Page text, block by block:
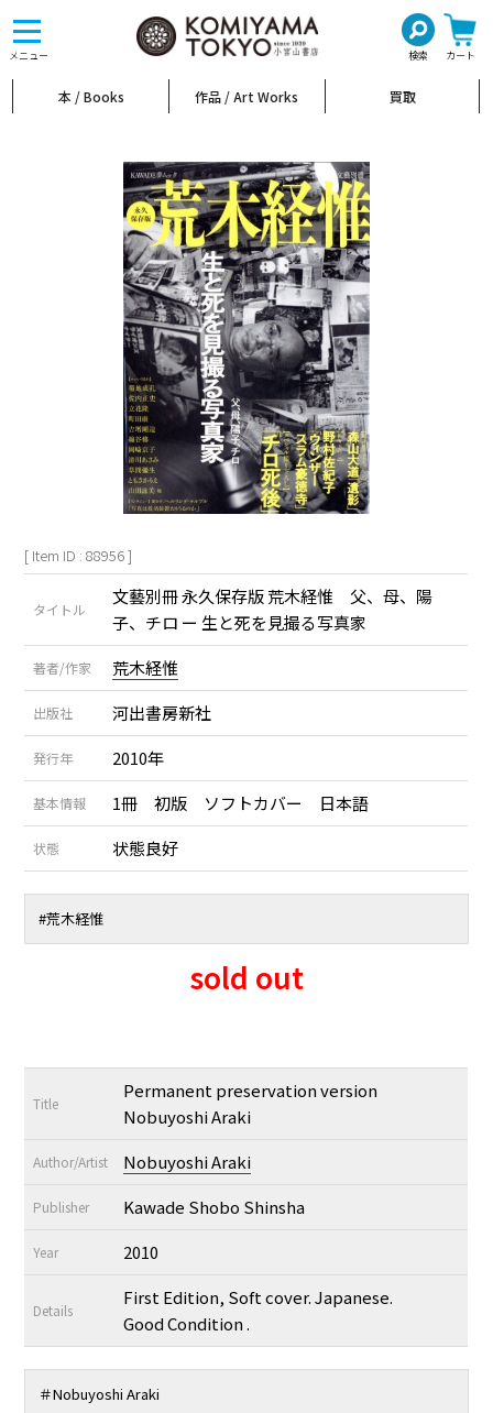
メニュー 検索 カート
toggle
navigation
本 / Books 作品 / Art Works 買取
[ Item ID : 88956 ]
タイトル
文藝別冊 永久保存版 荒木経惟 父、母、陽
子、チロ ー 生と死を見撮る写真家
著者/作家 荒木経惟
出版社 河出書房新社
発行年 2010年
基本情報 1冊 初版 ソフトカバー 日本語
状態 状態良好
#荒木経惟
sold out
Title
Permanent preservation version
Nobuyoshi Araki
Author/Artist Nobuyoshi Araki
Publisher Kawade Shobo Shinsha
Year 2010
Details
First Edition, Soft cover. Japanese.
Good Condition .
＃Nobuyoshi Araki